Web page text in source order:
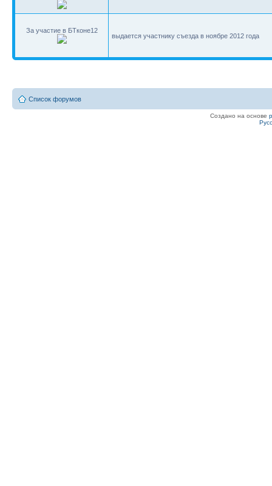
За участие в БТконе12
выдается участнику съезда в ноябре 2012 года
Список форумов
Создано на основе